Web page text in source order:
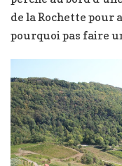
de la Rochette pour
pourquoi pas faire